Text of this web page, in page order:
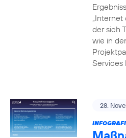
„Internet
der sich
wie in
Services
28.